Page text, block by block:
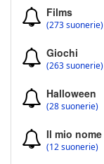
Films
(273 suonerie)
Giochi
(263 suonerie)
Halloween
(28 suonerie)
Il mio nome
(12 suonerie)